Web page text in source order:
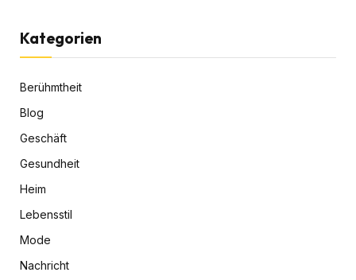
Kategorien
Berühmtheit
Blog
Geschäft
Gesundheit
Heim
Lebensstil
Mode
Nachricht